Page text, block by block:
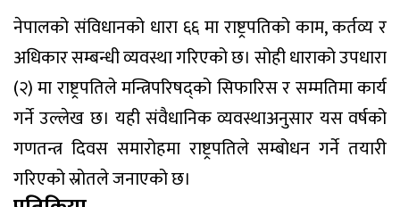
नेपालको संविधानको धारा ६६ मा राष्ट्रपतिको काम, कर्तव्य र
अधिकार सम्बन्धी व्यवस्था गरिएको छ। सोही धाराको उपधारा
(२) मा राष्ट्रपतिले मन्त्रिपरिषद्को सिफारिस र सम्मतिमा कार्य
गर्ने उल्लेख छ। यही संवैधानिक व्यवस्थाअनुसार यस वर्षको
गणतन्त्र दिवस समारोहमा राष्ट्रपतिले सम्बोधन गर्ने तयारी
गरिएको स्रोतले जनाएको छ।